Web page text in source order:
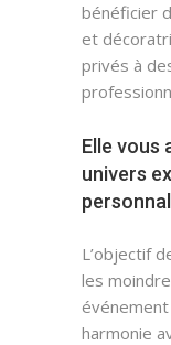
bénéficier
et
privés à
Elle vous
univers
L’objectif
les
harmonie